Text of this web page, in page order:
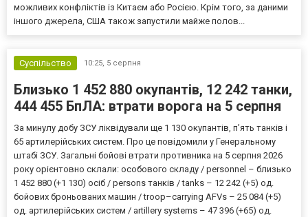
можливих конфліктів із Китаєм або Росією. Крім того, за даними
іншого джерела, США також запустили майже полов...
Суспільство 10:25, 5 серпня
Близько 1 452 880 окупантів, 12 242 танки,
444 455 БпЛА: втрати ворога на 5 серпня
За минулу добу ЗСУ ліквідували ще 1 130 окупантів, пʼять танків і
65 артилерійських систем. Про це повідомили у Генеральному
штабі ЗСУ. Загальні бойові втрати противника на 5 серпня 2026
року орієнтовно склали: особового складу / personnel – близько
1 452 880 (+1 130) осіб / persons танків / tanks – 12 242 (+5) од.
бойових броньованих машин / troop–carrying AFVs – 25 084 (+5)
од. артилерійських систем / artillery systems – 47 396 (+65) од.